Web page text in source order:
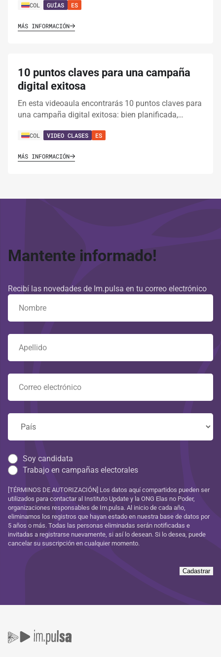
COL GUÍAS ES
MÁS INFORMACIÓN
10 puntos claves para una campaña
digital exitosa
En esta videoaula encontrarás 10 puntos claves para
una campaña digital exitosa: bien planificada,…
COL VIDEO CLASES ES
MÁS INFORMACIÓN
Mantente informado!
Recibí las novedades de Im.pulsa en tu correo electrónico
Soy candidata
Trabajo en campañas electorales
[TÉRMINOS DE AUTORIZACIÓN] Los datos aquí compartidos pueden ser
utilizados para contactar al Instituto Update y la ONG Elas no Poder,
organizaciones responsables de Im.pulsa. Al inicio de cada año,
eliminamos los registros que hayan estado en nuestra base de datos por
5 años o más. Todas las personas eliminadas serán notificadas e
invitadas a registrarse nuevamente, si así lo desean. Si lo desea, puede
cancelar su suscripción en cualquier momento.
Cadastrar